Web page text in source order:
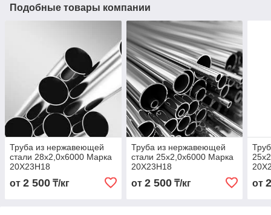
Подобные товары компании
Труба из нержавеющей
стали 28х2,0х6000 Марка
20Х23Н18
от 2 500 ₸/кг
Труба из нержавеющей
стали 25х2,0х6000 Марка
20Х23Н18
от 2 500₸/кг от